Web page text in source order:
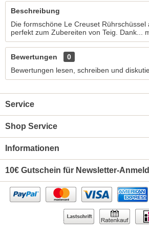
Beschreibung
Die formschöne Le Creuset Rührschüssel
perfekt zum Zubereiten von Teig. Dank...
Bewertungen
0
Bewertungen lesen, schreiben und
Service
Shop Service
Informationen
10€ Gutschein für Newsletter-